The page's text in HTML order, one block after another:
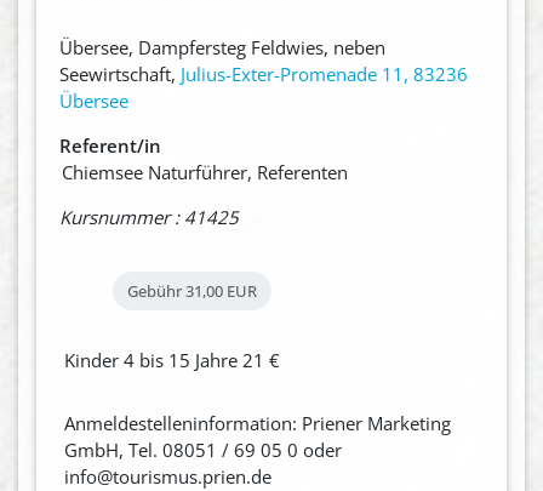
Übersee, Dampfersteg Feldwies, neben
Seewirtschaft, Julius-Exter-Promenade 11, 83236
Übersee
Referent/in
Chiemsee Naturführer, Referenten
Kursnummer : 41425
Gebühr31,00 EUR
Kinder 4 bis 15 Jahre 21 €
Anmeldestelleninformation: Priener Marketing
GmbH, Tel. 08051 / 69 05 0 oder
info@tourismus.prien.de